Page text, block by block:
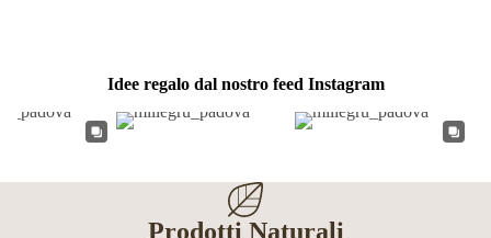
Idee regalo dal nostro feed Instagram
Prodotti Naturali